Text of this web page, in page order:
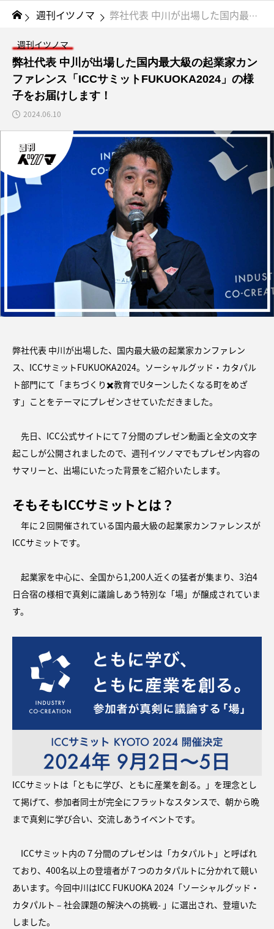
週刊イツノマ 弊社代表 中川が出場した国内最大級の起業家カンファレンス「ICCサミットFUKUOKA2024」の様子をお届けします！
週刊イツノマ
弊社代表 中川が出場した国内最大級の起業家カン
ファレンス「ICCサミットFUKUOKA2024」の様
子をお届けします！
2024.06.10
弊社代表 中川が出場した、国内最大級の起業家カンファレン
ス、ICCサミットFUKUOKA2024。ソーシャルグッド・カタパル
ト部門にて「まちづくり✖️教育でUターンしたくなる町をめざ
す」ことをテーマにプレゼンさせていただきました。
先日、ICC公式サイトにて７分間のプレゼン動画と全文の文字
起こしが公開されましたので、週刊イツノマでもプレゼン内容の
サマリーと、出場にいたった背景をご紹介いたします。
そもそもICCサミットとは？
年に２回開催されている国内最大級の起業家カンファレンスが
ICCサミットです。
起業家を中心に、全国から1,200人近くの猛者が集まり、3泊4
日合宿の様相で真剣に議論しあう特別な「場」が醸成されていま
す。
ICCサミットは「ともに学び、ともに産業を創る。」を理念とし
て掲げて、参加者同士が完全にフラットなスタンスで、朝から晩
まで真剣に学び合い、交流しあうイベントです。
ICCサミット内の７分間のプレゼンは「カタパルト」と呼ばれ
ており、400名以上の登壇者が７つのカタパルトに分かれて競い
あいます。今回中川はICC FUKUOKA 2024「ソーシャルグッド・
カタパルト – 社会課題の解決への挑戦- 」に選出され、登壇いた
しました。